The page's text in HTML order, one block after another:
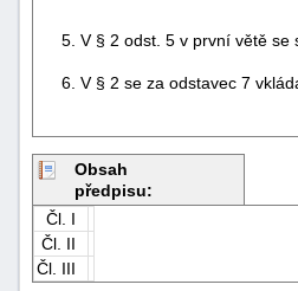
5. V § 2 odst. 5 v první větě se
6. V § 2 se za odstavec 7
Obsah
předpisu:
Čl. I
Čl. II
Čl. III